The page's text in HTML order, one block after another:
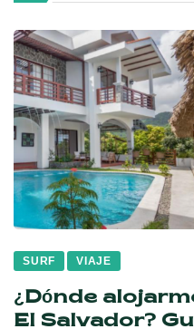
SURF VIAJE
¿Dónde
El Salvador?